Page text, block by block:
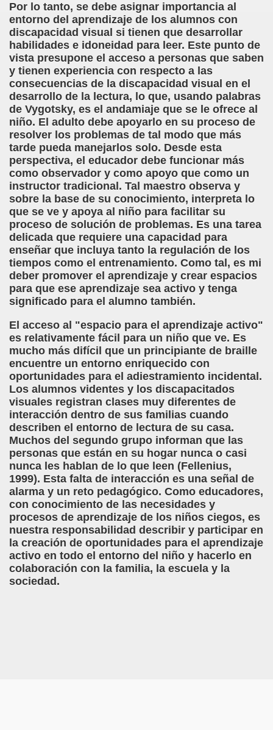
Por lo tanto, se debe asignar importancia al
entorno del aprendizaje de los alumnos con
discapacidad visual si tienen que desarrollar
habilidades e idoneidad para leer. Este punto de
vista presupone el acceso a personas que saben
y tienen experiencia con respecto a las
consecuencias de la discapacidad visual en el
desarrollo de la lectura, lo que, usando palabras
de Vygotsky, es el andamiaje que se le ofrece al
niño. El adulto debe apoyarlo en su proceso de
resolver los problemas de tal modo que más
tarde pueda manejarlos solo. Desde esta
perspectiva, el educador debe funcionar más
como observador y como apoyo que como un
instructor tradicional. Tal maestro observa y
sobre la base de su conocimiento, interpreta lo
que se ve y apoya al niño para facilitar su
proceso de solución de problemas. Es una tarea
delicada que requiere una capacidad para
enseñar que incluya tanto la regulación de los
tiempos como el entrenamiento. Como tal, es mi
deber promover el aprendizaje y crear espacios
para que ese aprendizaje sea activo y tenga
significado para el alumno también.
El acceso al "espacio para el aprendizaje activo"
es relativamente fácil para un niño que ve. Es
mucho más difícil que un principiante de braille
encuentre un entorno enriquecido con
oportunidades para el adiestramiento incidental.
Los alumnos videntes y los discapacitados
visuales registran clases muy diferentes de
interacción dentro de sus familias cuando
describen el entorno de lectura de su casa.
Muchos del segundo grupo informan que las
personas que están en su hogar nunca o casi
nunca les hablan de lo que leen (Fellenius,
1999). Esta falta de interacción es una señal de
alarma y un reto pedagógico. Como educadores,
con conocimiento de las necesidades y
procesos de aprendizaje de los niños ciegos, es
nuestra responsabilidad describir y participar en
la creación de oportunidades para el aprendizaje
activo en todo el entorno del niño y hacerlo en
colaboración con la familia, la escuela y la
sociedad.
(Alberto Gil)
Gil)
Ruiz Carrión)
Barcelona (Àngel Mas Parera)
Centenera)
Figueroa)
4 de Enero de 2016 (Alberto gil)
Valentines)
(Associació Catalana per a la Integració del Cec)
Ordóñez)
Jesús Cañamares)
el Tacto; una Sutil Diferencia (Fini Sarrió)
Rodríguez (Francesc Miñana)
Jesús Cañamares)
Baja Visión, del Libro Nada sobre Nosotros sin
la Franqueza (Sergio Gay Laudes)
Companyia de Músics Cecs en 1647 (Arxiu Històric de
Ordóñez)
2018 (Comisión Braille Latinoamericana)
Iberoamericana del Braille, 1999 (Pedro A. Zurita